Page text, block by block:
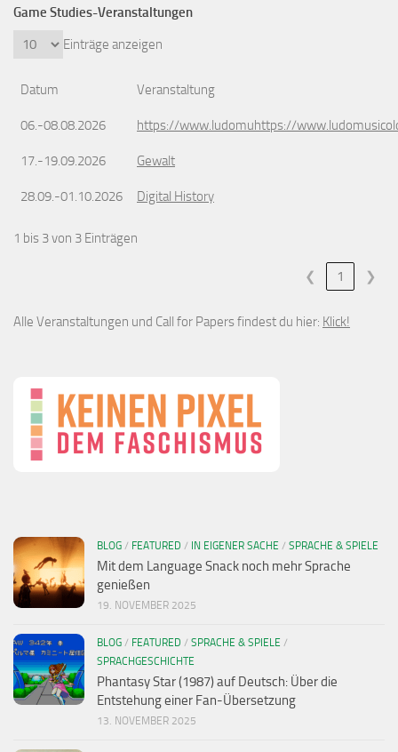
Game Studies-Veranstaltungen
Einträge anzeigen
Datum Veranstaltung
06.-08.08.2026 https://www.ludomuhttps://
17.-19.09.2026 Gewalt
28.09.-01.10.2026 Digital History
1 bis 3 von 3 Einträgen
❮ 1 ❯
Alle Veranstaltungen und Call for Papers findest du hier: Klick!
BLOG / FEATURED / IN EIGENER SACHE / SPRACHE & SPIELE
Mit dem Language Snack noch mehr Sprache
genießen
19. NOVEMBER 2025
BLOG / FEATURED / SPRACHE & SPIELE /
SPRACHGESCHICHTE
Phantasy Star (1987) auf Deutsch: Über die
Entstehung einer Fan-Übersetzung
13. NOVEMBER 2025